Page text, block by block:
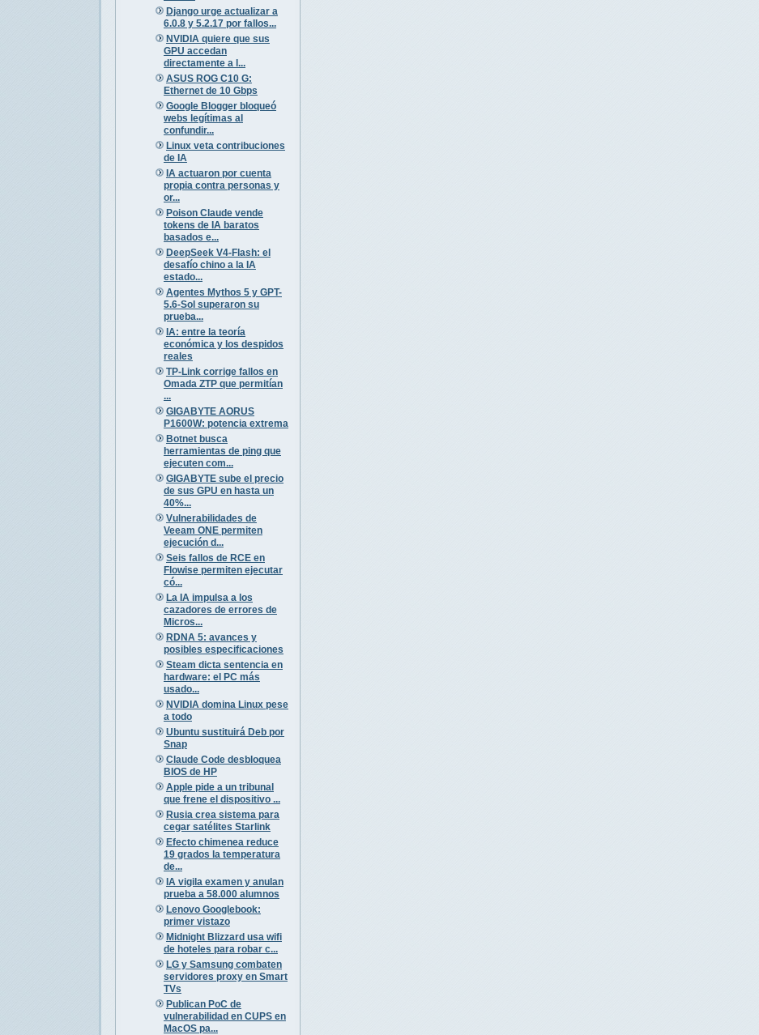
Django urge actualizar a
6.0.8 y 5.2.17 por fallos...
NVIDIA quiere que sus
GPU accedan
directamente a l...
ASUS ROG C10 G:
Ethernet de 10 Gbps
Google Blogger bloqueó
webs legítimas al
confundir...
Linux veta contribuciones
de IA
IA actuaron por cuenta
propia contra personas y
or...
Poison Claude vende
tokens de IA baratos
basados e...
DeepSeek V4-Flash: el
desafío chino a la IA
estado...
Agentes Mythos 5 y GPT-
5.6-Sol superaron su
prueba...
IA: entre la teoría
económica y los despidos
reales
TP-Link corrige fallos en
Omada ZTP que permitían
...
GIGABYTE AORUS
P1600W: potencia extrema
Botnet busca
herramientas de ping que
ejecuten com...
GIGABYTE sube el precio
de sus GPU en hasta un
40%...
Vulnerabilidades de
Veeam ONE permiten
ejecución d...
Seis fallos de RCE en
Flowise permiten ejecutar
có...
La IA impulsa a los
cazadores de errores de
Micros...
RDNA 5: avances y
posibles especificaciones
Steam dicta sentencia en
hardware: el PC más
usado...
NVIDIA domina Linux pese
a todo
Ubuntu sustituirá Deb por
Snap
Claude Code desbloquea
BIOS de HP
Apple pide a un tribunal
que frene el dispositivo ...
Rusia crea sistema para
cegar satélites Starlink
Efecto chimenea reduce
19 grados la temperatura
de...
IA vigila examen y anulan
prueba a 58.000 alumnos
Lenovo Googlebook:
primer vistazo
Midnight Blizzard usa wifi
de hoteles para robar c...
LG y Samsung combaten
servidores proxy en Smart
TVs
Publican PoC de
vulnerabilidad en CUPS en
MacOS pa...